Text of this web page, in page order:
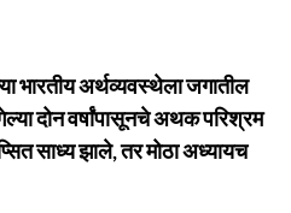
भारतीय अर्थव्यवस्थेला जगातील
दोन वर्षांपासूनचे अथक परिश्रम
साध्य झाले, तर मोठा अध्यायच